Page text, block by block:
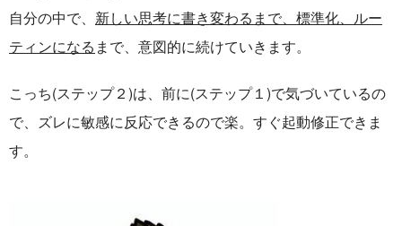
自分の中で、 新しい思考に書き変わるまで、標準化、ルー
ティンになる まで、意図的に続けていきます。
こっち(ステップ２)は、前に(ステップ１)で気づいているの
で、ズレに敏感に反応できるので楽。すぐ起動修正できま
す。